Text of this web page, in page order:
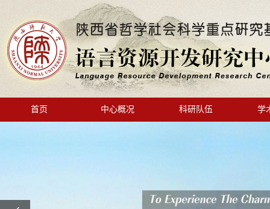
首页 中心概况 科研队伍 学